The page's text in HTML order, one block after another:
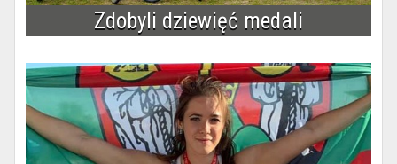
Zdobyli dziewięć medali